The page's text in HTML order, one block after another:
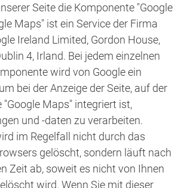
Seite die Komponente "Google
Maps" ist ein Service der Firma
Ireland Limited, Gordon House,
4, Irland. Bei jedem einzelnen
wird von Google ein
bei der Anzeige der Seite, auf der
"Google Maps" integriert ist,
und -daten zu verarbeiten.
im Regelfall nicht durch das
gelöscht, sondern läuft nach
Zeit ab, soweit es nicht von Ihnen
wird. Wenn Sie mit dieser